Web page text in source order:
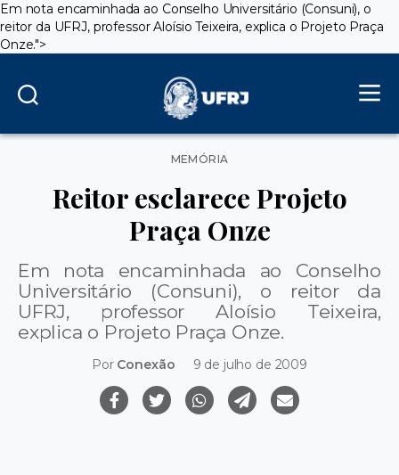
Em nota encaminhada ao Conselho Universitário (Consuni), o
reitor da UFRJ, professor Aloísio Teixeira, explica o Projeto Praça
Onze.">
Categorias
MEMÓRIA
Reitor esclarece Projeto
Praça Onze
Em nota encaminhada ao Conselho
Universitário (Consuni), o reitor da
UFRJ, professor Aloísio Teixeira,
explica o Projeto Praça Onze.
Por Conexão 9 de julho de 2009